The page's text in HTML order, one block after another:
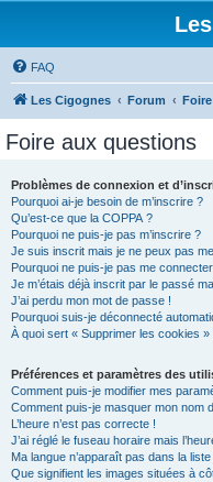
FAQ
Les Cigognes Forum
Foire aux questions
Problèmes de connexion et
Pourquoi ai-je besoin de m’inscrire ?
Qu’est-ce que la COPPA ?
Pourquoi ne puis-je pas m’inscrire ?
Je suis inscrit mais je ne peux pas
Pourquoi ne puis-je pas me
Je m’étais déjà inscrit par le passé
J’ai perdu mon mot de passe !
Pourquoi suis-je déconnecté
À quoi sert « Supprimer les cookies »
Préférences et paramètres des
Comment puis-je modifier mes
Comment puis-je masquer mon nom
L’heure n’est pas correcte !
J’ai réglé le fuseau horaire mais
Ma langue n’apparaît pas dans la liste
Que signifient les images situées à